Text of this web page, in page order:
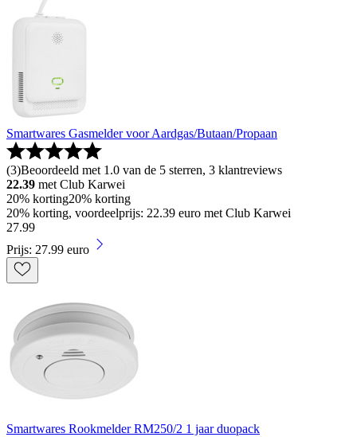
Smartwares Gasmelder voor Aardgas/Butaan/Propaan
(3)Beoordeeld met 1.0 van de 5 sterren, 3 klantreviews
22.39 met Club Karwei
20% korting20% korting
20% korting, voordeelprijs: 22.39 euro met Club Karwei
27.99
Prijs: 27.99 euro
Smartwares Rookmelder RM250/2 1 jaar duopack